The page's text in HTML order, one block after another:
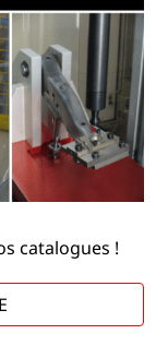
catalogues !